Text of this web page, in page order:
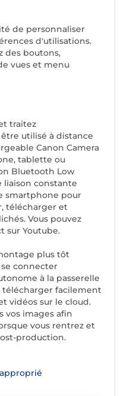
de personnaliser
d'utilisations.
des boutons,
vues et menu
traitez
utilisé à distance
Canon Camera
tablette ou
Bluetooth Low
liaison constante
smartphone pour
télécharger et
Vous pouvez
sur Youtube.
plus tôt
connecter
à la passerelle
télécharger facilement
vidéos sur le cloud.
vos images afin
vous rentrez et
production.